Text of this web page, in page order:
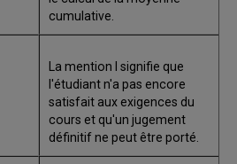
cumulative.
La mention I signifie que
l'étudiant n'a pas encore
satisfait aux exigences du
cours et qu'un jugement
définitif ne peut être porté.